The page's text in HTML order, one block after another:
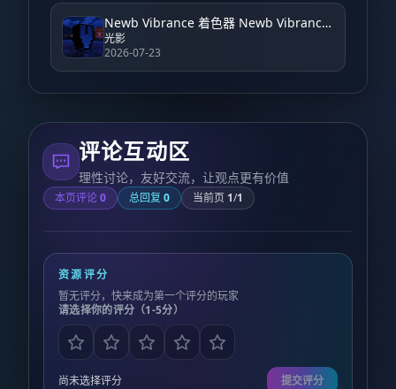
Newb Vibrance 着色器 Newb Vibrance Shader
光影
2026-07-23
评论互动区
理性讨论，友好交流，让观点更有价值
本页评论0 总回复 0 当前页 1/1
资源评分
暂无评分，快来成为第一个评分的玩家
请选择你的评分（1-5分）
尚未选择评分 提交评分